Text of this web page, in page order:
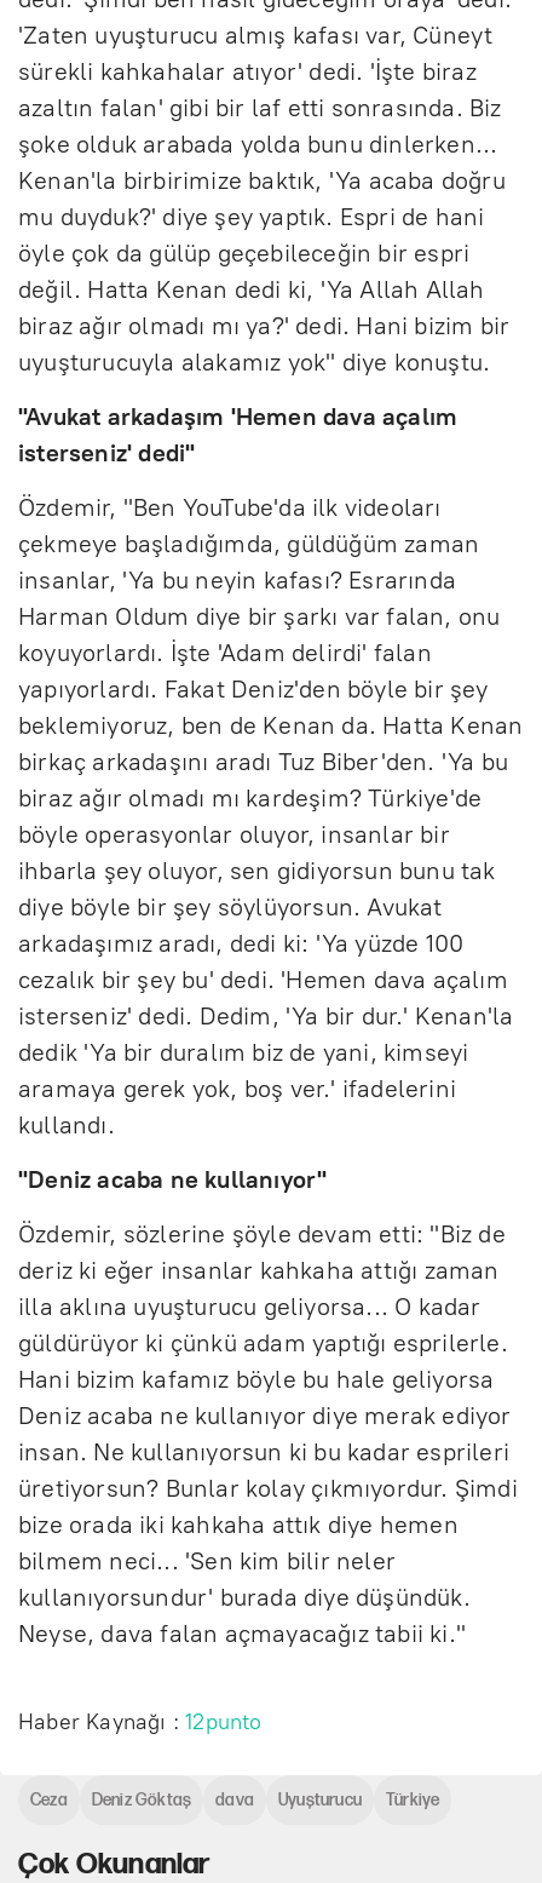
'Zaten uyuşturucu almış kafası var, Cüneyt
sürekli kahkahalar atıyor' dedi. 'İşte biraz
azaltın falan' gibi bir laf etti sonrasında. Biz
şoke olduk arabada yolda bunu dinlerken...
Kenan'la birbirimize baktık, 'Ya acaba doğru
mu duyduk?' diye şey yaptık. Espri de hani
öyle çok da gülüp geçebileceğin bir espri
değil. Hatta Kenan dedi ki, 'Ya Allah Allah
biraz ağır olmadı mı ya?' dedi. Hani bizim bir
uyuşturucuyla alakamız yok" diye konuştu.
"Avukat arkadaşım 'Hemen dava açalım
isterseniz' dedi"
Özdemir, "Ben YouTube'da ilk videoları
çekmeye başladığımda, güldüğüm zaman
insanlar, 'Ya bu neyin kafası? Esrarında
Harman Oldum diye bir şarkı var falan, onu
koyuyorlardı. İşte 'Adam delirdi' falan
yapıyorlardı. Fakat Deniz'den böyle bir şey
beklemiyoruz, ben de Kenan da. Hatta Kenan
birkaç arkadaşını aradı Tuz Biber'den. 'Ya bu
biraz ağır olmadı mı kardeşim? Türkiye'de
böyle operasyonlar oluyor, insanlar bir
ihbarla şey oluyor, sen gidiyorsun bunu tak
diye böyle bir şey söylüyorsun. Avukat
arkadaşımız aradı, dedi ki: 'Ya yüzde 100
cezalık bir şey bu' dedi. 'Hemen dava açalım
isterseniz' dedi. Dedim, 'Ya bir dur.' Kenan'la
dedik 'Ya bir duralım biz de yani, kimseyi
aramaya gerek yok, boş ver.' ifadelerini
kullandı.
"Deniz acaba ne kullanıyor"
Özdemir, sözlerine şöyle devam etti: "Biz de
deriz ki eğer insanlar kahkaha attığı zaman
illa aklına uyuşturucu geliyorsa... O kadar
güldürüyor ki çünkü adam yaptığı esprilerle.
Hani bizim kafamız böyle bu hale geliyorsa
Deniz acaba ne kullanıyor diye merak ediyor
insan. Ne kullanıyorsun ki bu kadar esprileri
üretiyorsun? Bunlar kolay çıkmıyordur. Şimdi
bize orada iki kahkaha attık diye hemen
bilmem neci... 'Sen kim bilir neler
kullanıyorsundur' burada diye düşündük.
Neyse, dava falan açmayacağız tabii ki."
Haber Kaynağı :12punto
Çok Okunanlar
Ceza Deniz Göktaş dava Uyuşturucu Türkiye